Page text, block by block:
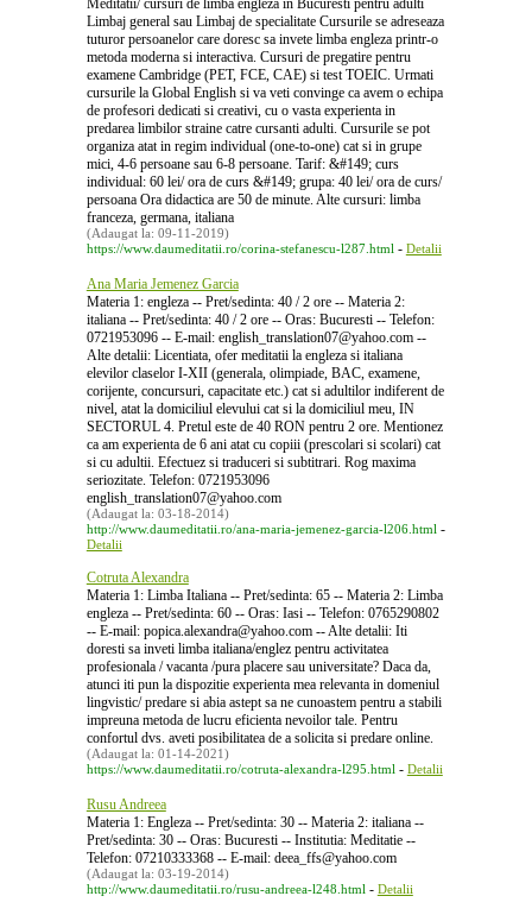
Meditatii/ cursuri de limba engleza in Bucuresti pentru adulti
Limbaj general sau Limbaj de specialitate Cursurile se adreseaza
tuturor persoanelor care doresc sa invete limba engleza printr-o
metoda moderna si interactiva. Cursuri de pregatire pentru
examene Cambridge (PET, FCE, CAE) si test TOEIC. Urmati
cursurile la Global English si va veti convinge ca avem o echipa
de profesori dedicati si creativi, cu o vasta experienta in
predarea limbilor straine catre cursanti adulti. Cursurile se pot
organiza atat in regim individual (one-to-one) cat si in grupe
mici, 4-6 persoane sau 6-8 persoane. Tarif: &#149; curs
individual: 60 lei/ ora de curs &#149; grupa: 40 lei/ ora de curs/
persoana Ora didactica are 50 de minute. Alte cursuri: limba
franceza, germana, italiana
(Adaugat la: 09-11-2019)
https://www.daumeditatii.ro/corina-stefanescu-l287.html- Detalii
Ana Maria Jemenez Garcia
Materia 1: engleza -- Pret/sedinta: 40 / 2 ore -- Materia 2:
italiana -- Pret/sedinta: 40 / 2 ore -- Oras: Bucuresti -- Telefon:
0721953096 -- E-mail: english_translation07@yahoo.com --
Alte detalii: Licentiata, ofer meditatii la engleza si italiana
elevilor claselor I-XII (generala, olimpiade, BAC, examene,
corijente, concursuri, capacitate etc.) cat si adultilor indiferent de
nivel, atat la domiciliul elevului cat si la domiciliul meu, IN
SECTORUL 4. Pretul este de 40 RON pentru 2 ore. Mentionez
ca am experienta de 6 ani atat cu copiii (prescolari si scolari) cat
si cu adultii. Efectuez si traduceri si subtitrari. Rog maxima
seriozitate. Telefon: 0721953096
english_translation07@yahoo.com
(Adaugat la: 03-18-2014)
http://www.daumeditatii.ro/ana-maria-jemenez-garcia-l206.html-
Detalii
Cotruta Alexandra
Materia 1: Limba Italiana -- Pret/sedinta: 65 -- Materia 2: Limba
engleza -- Pret/sedinta: 60 -- Oras: Iasi -- Telefon: 0765290802
-- E-mail: popica.alexandra@yahoo.com -- Alte detalii: Iti
doresti sa inveti limba italiana/englez pentru activitatea
profesionala / vacanta /pura placere sau universitate? Daca da,
atunci iti pun la dispozitie experienta mea relevanta in domeniul
lingvistic/ predare si abia astept sa ne cunoastem pentru a stabili
impreuna metoda de lucru eficienta nevoilor tale. Pentru
confortul dvs. aveti posibilitatea de a solicita si predare online.
(Adaugat la: 01-14-2021)
https://www.daumeditatii.ro/cotruta-alexandra-l295.html- Detalii
Rusu Andreea
Materia 1: Engleza -- Pret/sedinta: 30 -- Materia 2: italiana --
Pret/sedinta: 30 -- Oras: Bucuresti -- Institutia: Meditatie --
Telefon: 07210333368 -- E-mail: deea_ffs@yahoo.com
(Adaugat la: 03-19-2014)
http://www.daumeditatii.ro/rusu-andreea-l248.html- Detalii